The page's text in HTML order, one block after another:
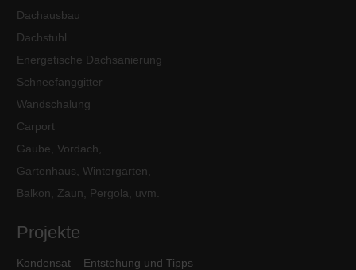
Dachausbau
Dachstuhl
Energetische Dachsanierung
Schneefanggitter
Wandschalung
Carport
Gaube, Vordach,
Gartenhaus, Wintergarten,
Balkon, Zaun, Pergola, uvm.
Projekte
Kondensat – Entstehung und Tipps